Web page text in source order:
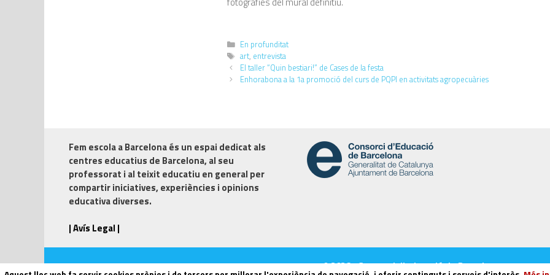
En profunditat
art, entrevista
El taller “Quin bestiari!” de Cases de la festa
Enhorabona a la 1a promoció del curs de PQPI en activitats agropecuàries
Fem escola a Barcelonaés un espai dedicat als
centres educatius de Barcelona, al seu
professorat i al teixit educatiu en general per
compartir iniciatives, experiències i opinions
educativa diverses.
| Avís Legal |
© 2026 - Consorci d'educació de Barcelona.